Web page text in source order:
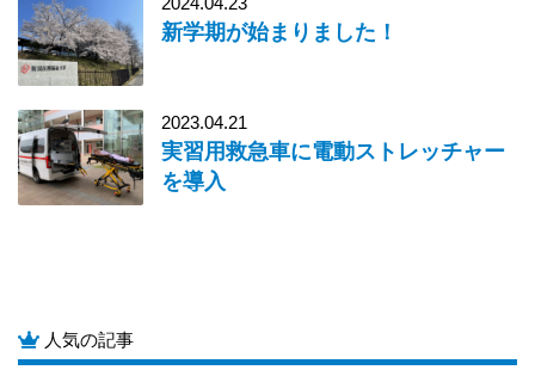
新学期が始まりました！
2023.04.21
実習用救急車に電動ストレッチャー
を導入
人気の記事